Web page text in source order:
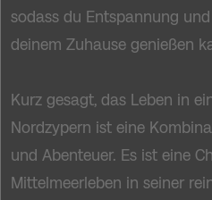
sodass du Entspannung
deinem Zuhause genießen
Kurz gesagt, das Leben in
Nordzypern ist eine
und Abenteuer. Es ist eine
Mittelmeerleben in seiner